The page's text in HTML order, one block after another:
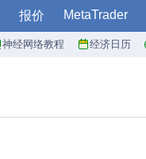
报价 MetaTrader
神经网络教程 经济日历